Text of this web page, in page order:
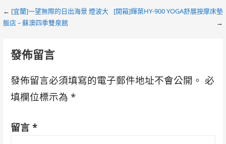
Post
← [宜蘭]一望無際的日出海景 煙波大
飯店 – 蘇澳四季雙泉館
[開箱]輝葉HY-900 YOGA舒展按摩床墊
→
發佈留言
發佈留言必須填寫的電子郵件地址不會公開。 必
填欄位標示為 *
留言 *